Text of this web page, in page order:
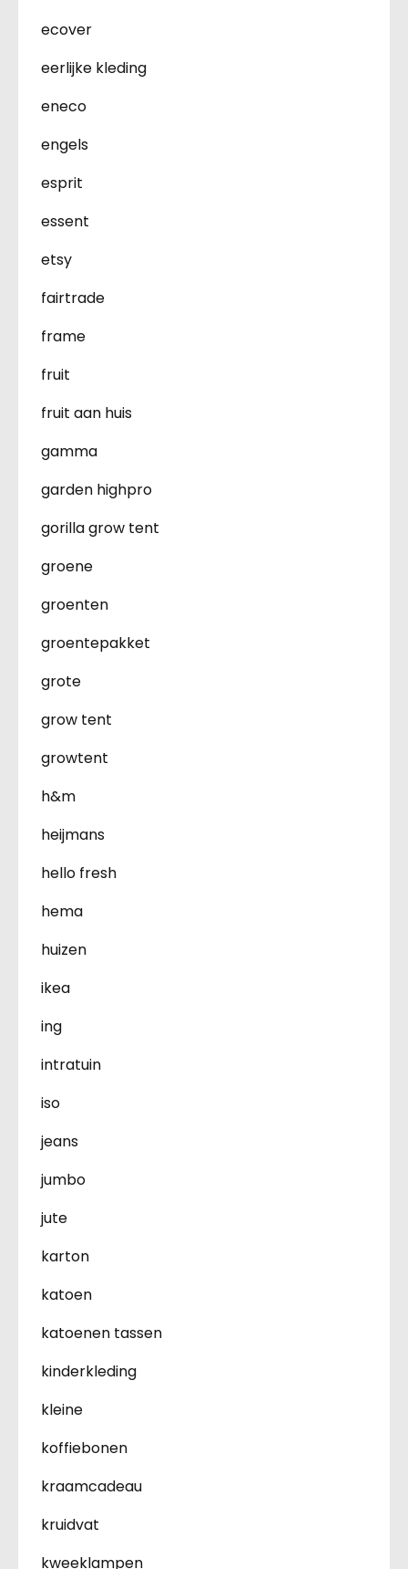
ecover
eerlijke kleding
eneco
engels
esprit
essent
etsy
fairtrade
frame
fruit
fruit aan huis
gamma
garden highpro
gorilla grow tent
groene
groenten
groentepakket
grote
grow tent
growtent
h&m
heijmans
hello fresh
hema
huizen
ikea
ing
intratuin
iso
jeans
jumbo
jute
karton
katoen
katoenen tassen
kinderkleding
kleine
koffiebonen
kraamcadeau
kruidvat
kweeklampen